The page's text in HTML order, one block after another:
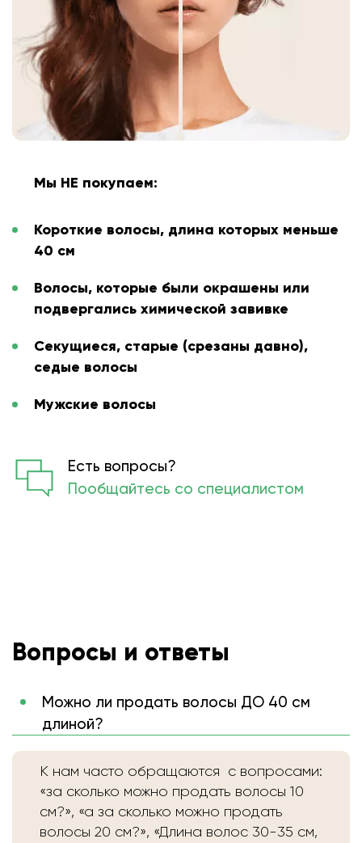
Мы НЕ покупаем:
Короткие волосы, длина которых меньше
40 см
Волосы, которые были окрашены или
подвергались химической завивке
Секущиеся, старые (срезаны давно),
седые волосы
Мужские волосы
Есть вопросы?
Пообщайтесь со специалистом
Вопросы и ответы
Можно ли продать волосы ДО 40 см
длиной?
К нам часто обращаются с вопросами:
«за сколько можно продать волосы 10
см?», «а за сколько можно продать
волосы 20 см?», «Длина волос 30-35 см,